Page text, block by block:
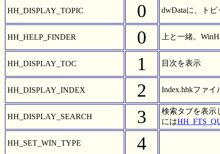
HH_DISPLAY_TOPIC 0 dwDataに、ト
HH_HELP_FINDER 0 上と一緒。
HH_DISPLAY_TOC 1 目次を表示
HH_DISPLAY_INDEX 2 Index.hhkファ
HH_DISPLAY_SEARCH 3
検索タブを表示
には
HH_SET_WIN_TYPE 4